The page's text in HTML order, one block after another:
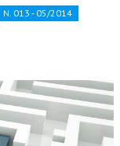
N. 013 - 05/2014